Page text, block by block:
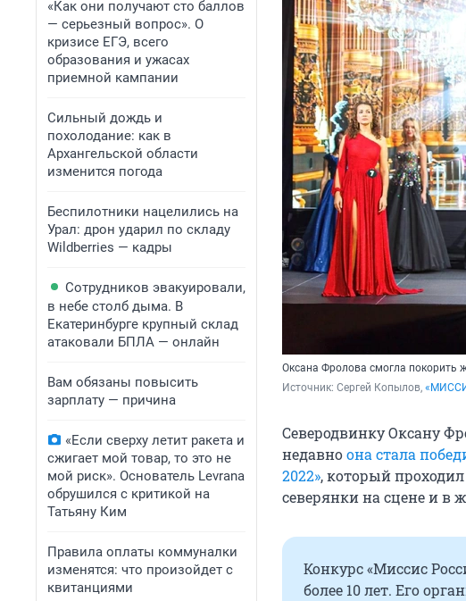
«Как они получают сто баллов
— серьезный вопрос». О
кризисе ЕГЭ, всего
образования и ужасах
приемной кампании
Сильный дождь и
похолодание: как в
Архангельской области
изменится погода
Беспилотники нацелились на
Урал: дрон ударил по складу
Wildberries — кадры
Сотрудников эвакуировали,
в небе столб дыма. В
Екатеринбурге крупный склад
атаковали БПЛА — онлайн
Вам обязаны повысить
зарплату — причина
«Если сверху летит ракета и
сжигает мой товар, то это не
мой риск». Основатель Levrana
обрушился с критикой на
Татьяну Ким
Правила оплаты коммуналки
изменятся: что произойдет с
квитанциями
Оксана Фролова смогла покорить
Источник: Сергей Копылов,
Северодвинку Оксану
недавноона стала
2022», который
северянки на сцене и в
Конкурс «Миссис
более 10 лет. Его